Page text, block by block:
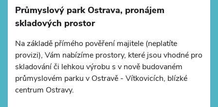
−
Průmyslový park Ostrava, pronájem
skladových prostor
Na základě přímého pověření majitele (neplatíte
provizi), Vám nabízíme prostory, které jsou vhodné pro
skladování či lehkou výrobu s v nově budovaném
průmyslovém parku v Ostravě - Vítkovicích, blízké
centrum Ostravy.